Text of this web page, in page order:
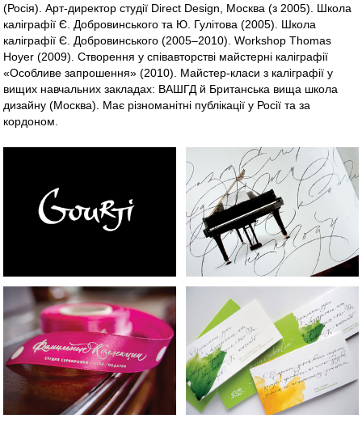
(Росія). Арт-директор студії Direct Design, Москва (з 2005). Школа
каліграфії Є. Добровинського та Ю. Гулітова (2005). Школа
каліграфії Є. Добровинського (2005–2010). Workshop Thomas
Hoyer (2009). Створення у співавторстві майстерні каліграфії
«Особливе запрошення» (2010). Майстер-класи з каліграфії у
вищих навчальних закладах: ВАШГД й Британська вища школа
дизайну (Москва). Має різноманітні публікації у Росії та за
кордоном.